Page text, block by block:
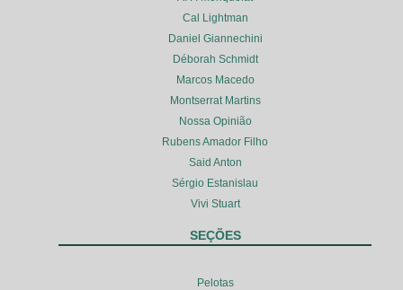
Cal Lightman
Daniel Giannechini
Déborah Schmidt
Marcos Macedo
Montserrat Martins
Nossa Opinião
Rubens Amador Filho
Said Anton
Sérgio Estanislau
Vivi Stuart
SEÇÕES
Pelotas